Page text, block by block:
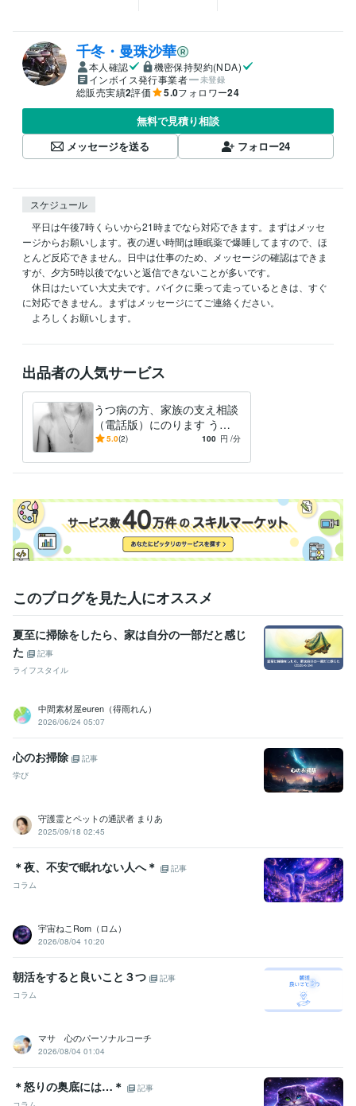
千冬・曼珠沙華
本人確認
機密保持契約(NDA)
インボイス発行事業者
未登録
総販売実績2評価 5.0フォロワー24
無料で見積り相談
メッセージを送る
フォロー24
スケジュール
平日は午後7時くらいから21時までなら対応できます。まずはメッセ
ージからお願いします。夜の遅い時間は睡眠薬で爆睡してますので、ほ
とんど反応できません。日中は仕事のため、メッセージの確認はできま
すが、夕方5時以後でないと返信できないことが多いです。
休日はたいてい大丈夫です。バイクに乗って走っているときは、すぐ
に対応できません。まずはメッセージにてご連絡ください。
よろしくお願いします。
出品者の人気サービス
うつ病の方、家族の支え相談
（電話版）にのります うつ
病の方とその家族のお悩みを
5.0(2) 100 円 /分
このブログを見た人にオススメ
夏至に掃除をしたら、家は自分の一部だと感じ
た
記事
ライフスタイル
中間素材屋euren（得雨れん）
2026/06/24 05:07
心のお掃除
記事
学び
守護霊とペットの通訳者 まりあ
2025/09/18 02:45
＊夜、不安で眠れない人へ＊
記事
コラム
宇宙ねこRom（ロム）
2026/08/04 10:20
朝活をすると良いこと３つ
記事
コラム
マサ 心のパーソナルコーチ
2026/08/04 01:04
＊怒りの奥底には…＊
記事